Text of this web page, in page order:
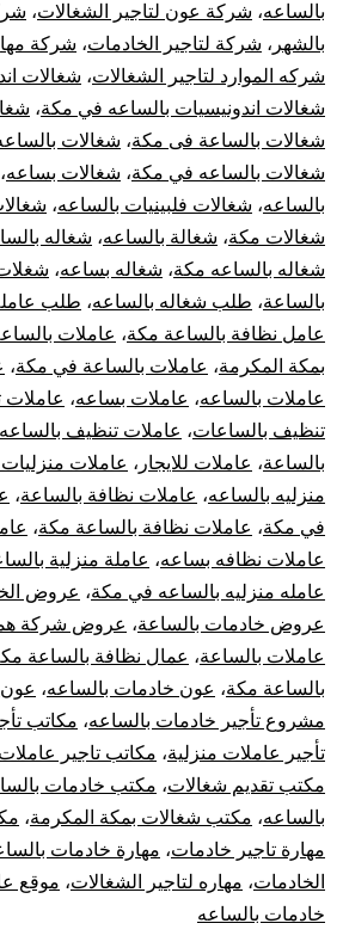
بالساعه، شركة عون لتاجير الشغالات،
بالشهر ، شركة لتاجير الخادمات، شركة
شركه الموارد لتاجير الشغالات، شغالات
شغالات اندونيسيات بالساعه في مكة،
شغالات بالساعة فى مكة، شغالات
شغالات بالساعه في مكة، شغالات بساعه،
بالساعه، شغالات فلبينيات بالساعه،
شغالات مكة، شغالة بالساعه، شغاله
شغاله بالساعه مكة، شغاله بساعه،
بالساعة، طلب شغاله بالساعه، طلب
عامل نظافة بالساعة مكة، عاملات
بمكة المكرمة، عاملات بالساعة في مكة،
عاملات بالساعه، عاملات بساعه،
تنظيف بالساعات، عاملات تنظيف بالساعه
بالساعة، عاملات للايجار ، عاملات
منزليه بالساعه، عاملات نظافة بالساعة،
في مكة، عاملات نظافة بالساعة مكة،
عاملات نظافه بساعه، عاملة منزلية
عامله منزليه بالساعه في مكة، عروض
عروض خادمات بالساعة، عروض شركة
عاملات بالساعة، عمال نظافة بالساعة
بالساعة مكة، عون خادمات بالساعه، عون
مشروع تأجير خادمات بالساعه، مكاتب
تأجير عاملات منزلية، مكاتب تاجير عاملات
مكتب تقديم شغالات، مكتب خادمات
بالساعه، مكتب شغالات بمكة المكرمة،
مهارة تاجير خادمات، مهارة خادمات
الخادمات، مهاره لتاجير الشغالات، موقع
خادمات بالساعه